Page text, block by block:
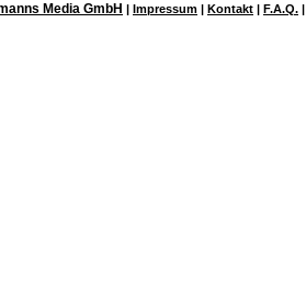
Media GmbH | Impressum | Kontakt | F.A.Q. |